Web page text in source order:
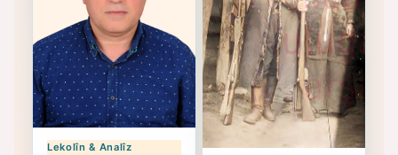
Lekolîn & Analîz